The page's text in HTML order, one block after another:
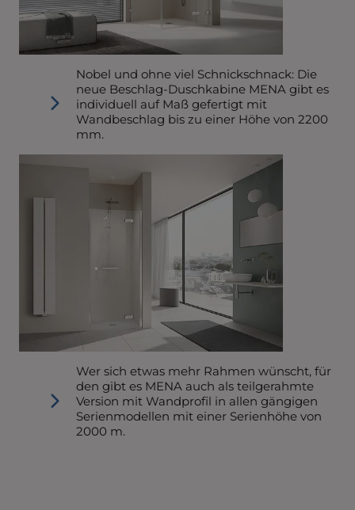
Nobel und ohne viel Schnickschnack: Die
neue Beschlag-Duschkabine MENA gibt es
individuell auf Maß gefertigt mit
Wandbeschlag bis zu einer Höhe von 2200
mm.
Wer sich etwas mehr Rahmen wünscht, für
den gibt es MENA auch als teilgerahmte
Version mit Wandprofil in allen gängigen
Serienmodellen mit einer Serienhöhe von
2000 m.